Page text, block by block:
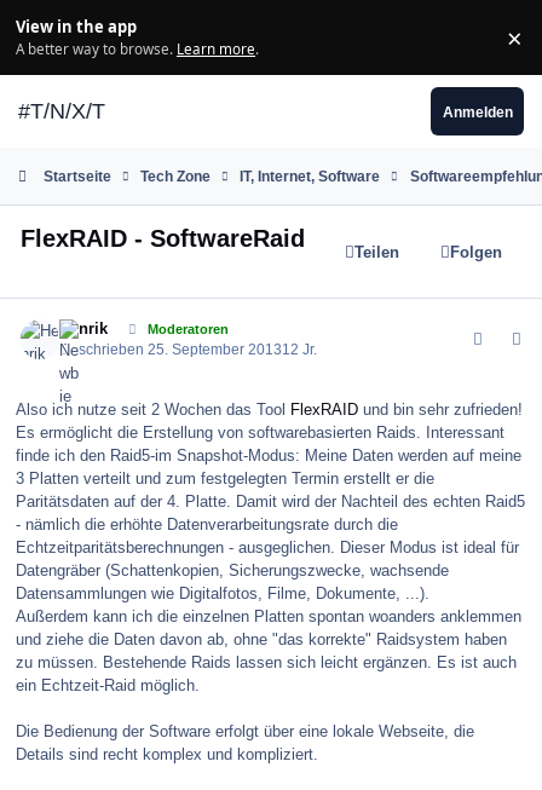
View in the app
A better way to browse. Learn more. ×
#T/N/X/T Anmelden
Startseite Tech Zone IT, Internet, Software
FlexRAID - SoftwareRaid Teilen Folgen
Henrik Moderatoren
Geschrieben25. September 201312 Jr.
Also ich nutze seit 2 Wochen das Tool FlexRAID und bin sehr zufrieden!
Es ermöglicht die Erstellung von softwarebasierten Raids. Interessant
finde ich den Raid5-im Snapshot-Modus: Meine Daten werden auf meine
3 Platten verteilt und zum festgelegten Termin erstellt er die
Paritätsdaten auf der 4. Platte. Damit wird der Nachteil des echten Raid5
- nämlich die erhöhte Datenverarbeitungsrate durch die
Echtzeitparitätsberechnungen - ausgeglichen. Dieser Modus ist ideal für
Datengräber (Schattenkopien, Sicherungszwecke, wachsende
Datensammlungen wie Digitalfotos, Filme, Dokumente, ...).
Außerdem kann ich die einzelnen Platten spontan woanders anklemmen
und ziehe die Daten davon ab, ohne "das korrekte" Raidsystem haben
zu müssen. Bestehende Raids lassen sich leicht ergänzen. Es ist auch
ein Echtzeit-Raid möglich.
Die Bedienung der Software erfolgt über eine lokale Webseite, die
Details sind recht komplex und kompliziert.